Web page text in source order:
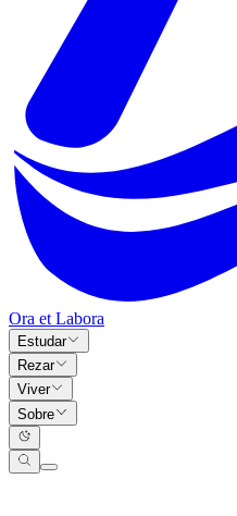
Ora et Labora
Estudar
Rezar
Viver
Sobre